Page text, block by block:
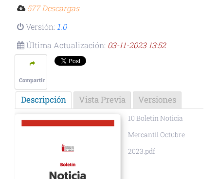
577 Descargas
Versión: 1.0
Última Actualización: 03-11-2023 13:52
Compartir
Descripción Vista Previa Versiones
10 Boletin Noticia
Mercantil Octubre
2023.pdf